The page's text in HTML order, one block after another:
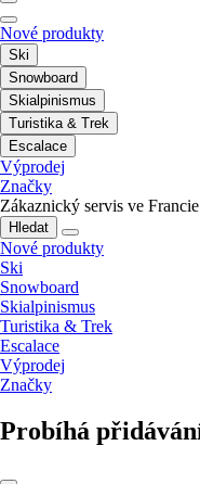
Nové produkty
Ski
Snowboard
Skialpinismus
Turistika & Trek
Escalace
Výprodej
Značky
Zákaznický servis ve Francie
Hledat
Nové produkty
Ski
Snowboard
Skialpinismus
Turistika & Trek
Escalace
Výprodej
Značky
Probíhá